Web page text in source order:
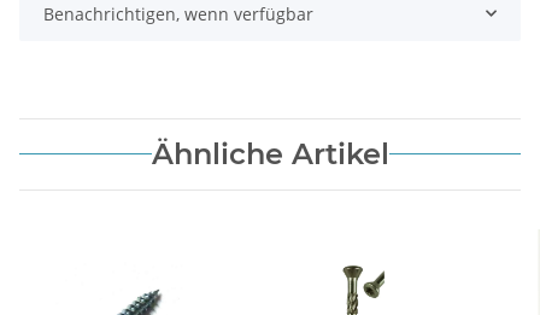
Benachrichtigen, wenn verfügbar
Ähnliche Artikel